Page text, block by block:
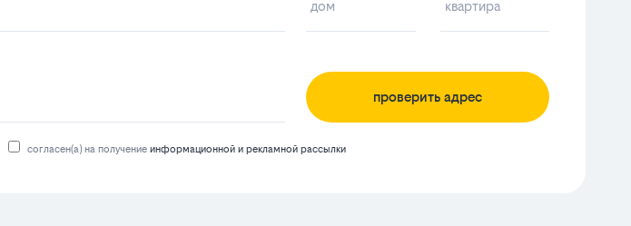
проверить адрес
согласен(а) на получение информационной и рекламной рассылки